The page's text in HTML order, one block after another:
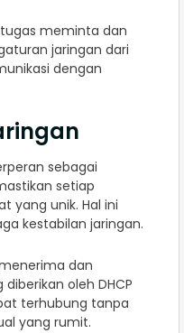
meminta dan
jaringan dari
dengan
sebagai
setiap
yang unik. Hal ini
kestabilan jaringan.
dan
oleh DHCP
terhubung tanpa
yang rumit.